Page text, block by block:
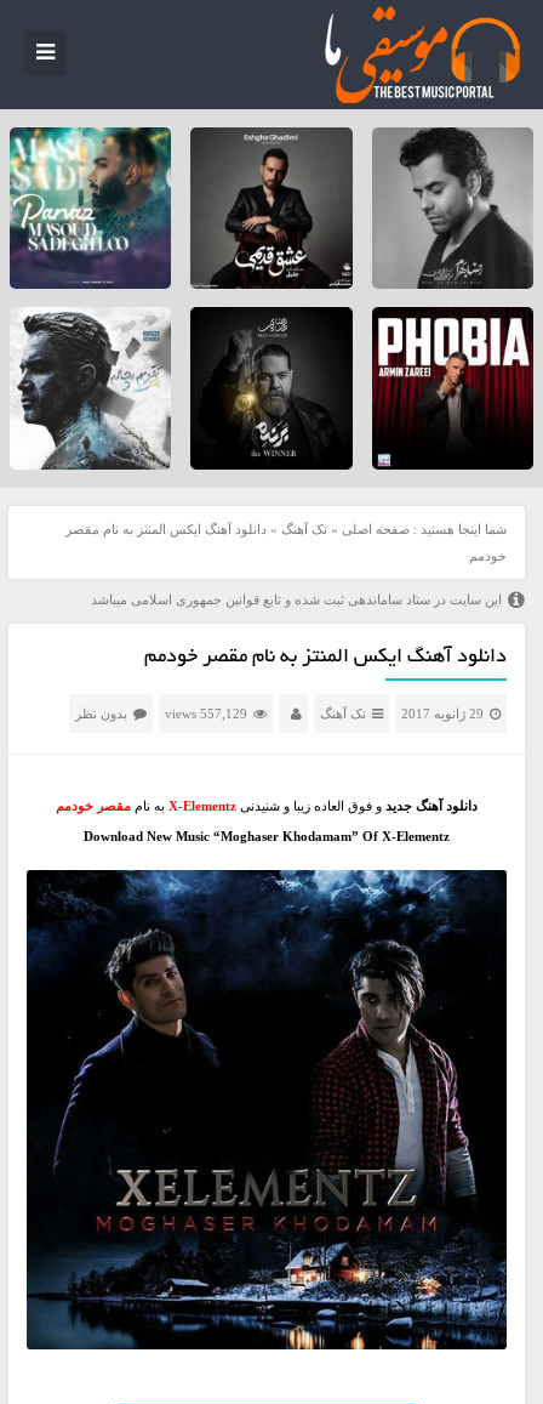
شما اینجا هستید : صفحه اصلی » تک آهنگ » دانلود آهنگ ایکس المنتز به نام مقصر
خودمم
این سایت در ستاد ساماندهی ثبت شده و تابع قوانین جمهوری اسلامی میباشد
دانلود آهنگ ایکس المنتز به نام مقصر خودمم
29 ژانویه 2017 تک آهنگ 557,129 views بدون نظر
دانلود آهنگ جدید و فوق العاده زیبا و شنیدنی X-Elementzبه نام مقصر خودمم
Download New Music “Moghaser Khodamam” Of X-Elementz